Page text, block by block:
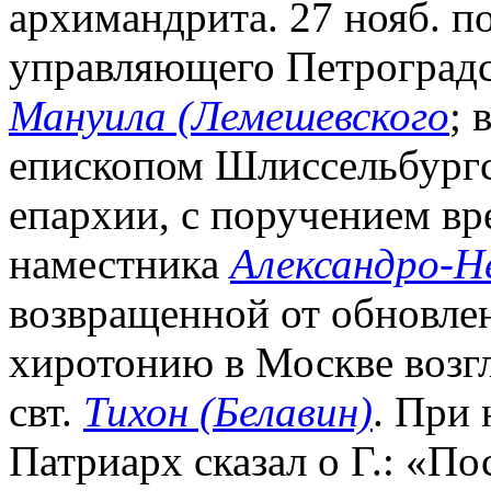
архимандрита. 27 нояб.
управляющего
Мануила (Лемешевского;
епископом
епархии, с поручением
наместникаАлександро-
возвращенной от
хиротонию в Москве
свт. Тихон (Белавин). При
Патриарх сказал о Г.: